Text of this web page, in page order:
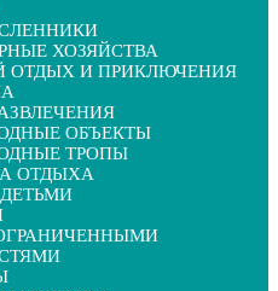
ХОЗЯЙСТВА
ОТДЫХ И ПРИКЛЮЧЕНИЯ
ОБЪЕКТЫ
ТРОПЫ
ОТДЫХА